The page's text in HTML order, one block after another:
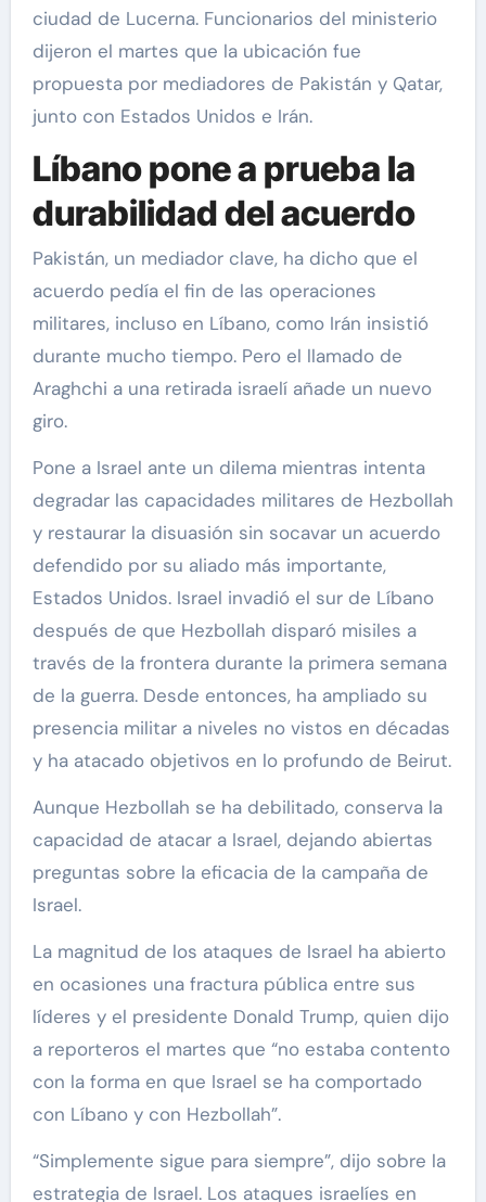
ciudad de Lucerna. Funcionarios del ministerio
dijeron el martes que la ubicación fue
propuesta por mediadores de Pakistán y Qatar,
junto con Estados Unidos e Irán.
Líbano pone a prueba la
durabilidad del acuerdo
Pakistán, un mediador clave, ha dicho que el
acuerdo pedía el fin de las operaciones
militares, incluso en Líbano, como Irán insistió
durante mucho tiempo. Pero el llamado de
Araghchi a una retirada israelí añade un nuevo
giro.
Pone a Israel ante un dilema mientras intenta
degradar las capacidades militares de Hezbollah
y restaurar la disuasión sin socavar un acuerdo
defendido por su aliado más importante,
Estados Unidos. Israel invadió el sur de Líbano
después de que Hezbollah disparó misiles a
través de la frontera durante la primera semana
de la guerra. Desde entonces, ha ampliado su
presencia militar a niveles no vistos en décadas
y ha atacado objetivos en lo profundo de Beirut.
Aunque Hezbollah se ha debilitado, conserva la
capacidad de atacar a Israel, dejando abiertas
preguntas sobre la eficacia de la campaña de
Israel.
La magnitud de los ataques de Israel ha abierto
en ocasiones una fractura pública entre sus
líderes y el presidente Donald Trump, quien dijo
a reporteros el martes que “no estaba contento
con la forma en que Israel se ha comportado
con Líbano y con Hezbollah”.
“Simplemente sigue para siempre”, dijo sobre la
estrategia de Israel. Los ataques israelíes en